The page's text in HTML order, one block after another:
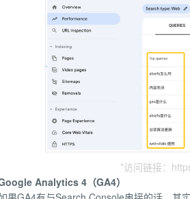
*访问链接：
Analytics 4（GA4）